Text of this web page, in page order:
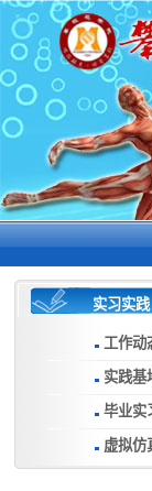
实习实践
工作动
实践基
毕业实
虚拟仿